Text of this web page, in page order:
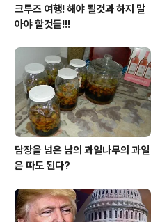
크루즈 여행! 해야 될것과 하지 말
아야 할것들!!!
담장을 넘은 남의 과일나무의 과일
은 따도 된다?